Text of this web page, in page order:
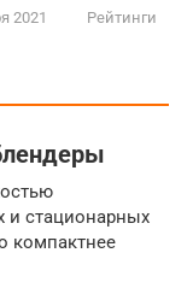
2021
Рейтинги
и стационарных
компактнее